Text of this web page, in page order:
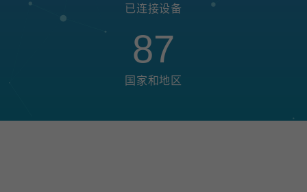
已连接设备
87
国家和地区